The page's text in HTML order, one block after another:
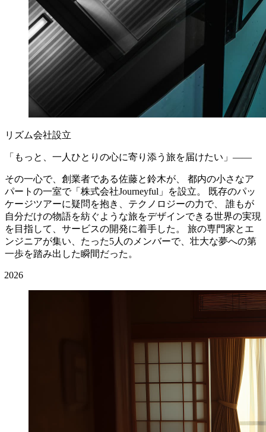
リズム会社設立
「もっと、一人ひとりの心に寄り添う旅を届けたい」——
その一心で、創業者である佐藤と鈴木が、 都内の小さなア
パートの一室で「株式会社Journeyful」を設立。 既存のパッ
ケージツアーに疑問を抱き、テクノロジーの力で、 誰もが
自分だけの物語を紡ぐような旅をデザインできる世界の実現
を目指して、サービスの開発に着手した。 旅の専門家とエ
ンジニアが集い、たった5人のメンバーで、壮大な夢への第
一歩を踏み出した瞬間だった。
2026